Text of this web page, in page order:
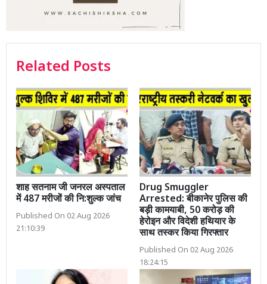
Related Posts
शाह सतनाम जी जनरल अस्पताल
में 487 मरीजों की नि:शुल्क जांच
Published On 02 Aug 2026
21:10:39
Drug Smuggler
Arrested: बीकानेर पुलिस की
बड़ी कामयाबी, 50 करोड़ की
हेरोइन और विदेशी हथियार के
साथ तस्कर किया गिरफ्तार
Published On 02 Aug 2026
18:24:15